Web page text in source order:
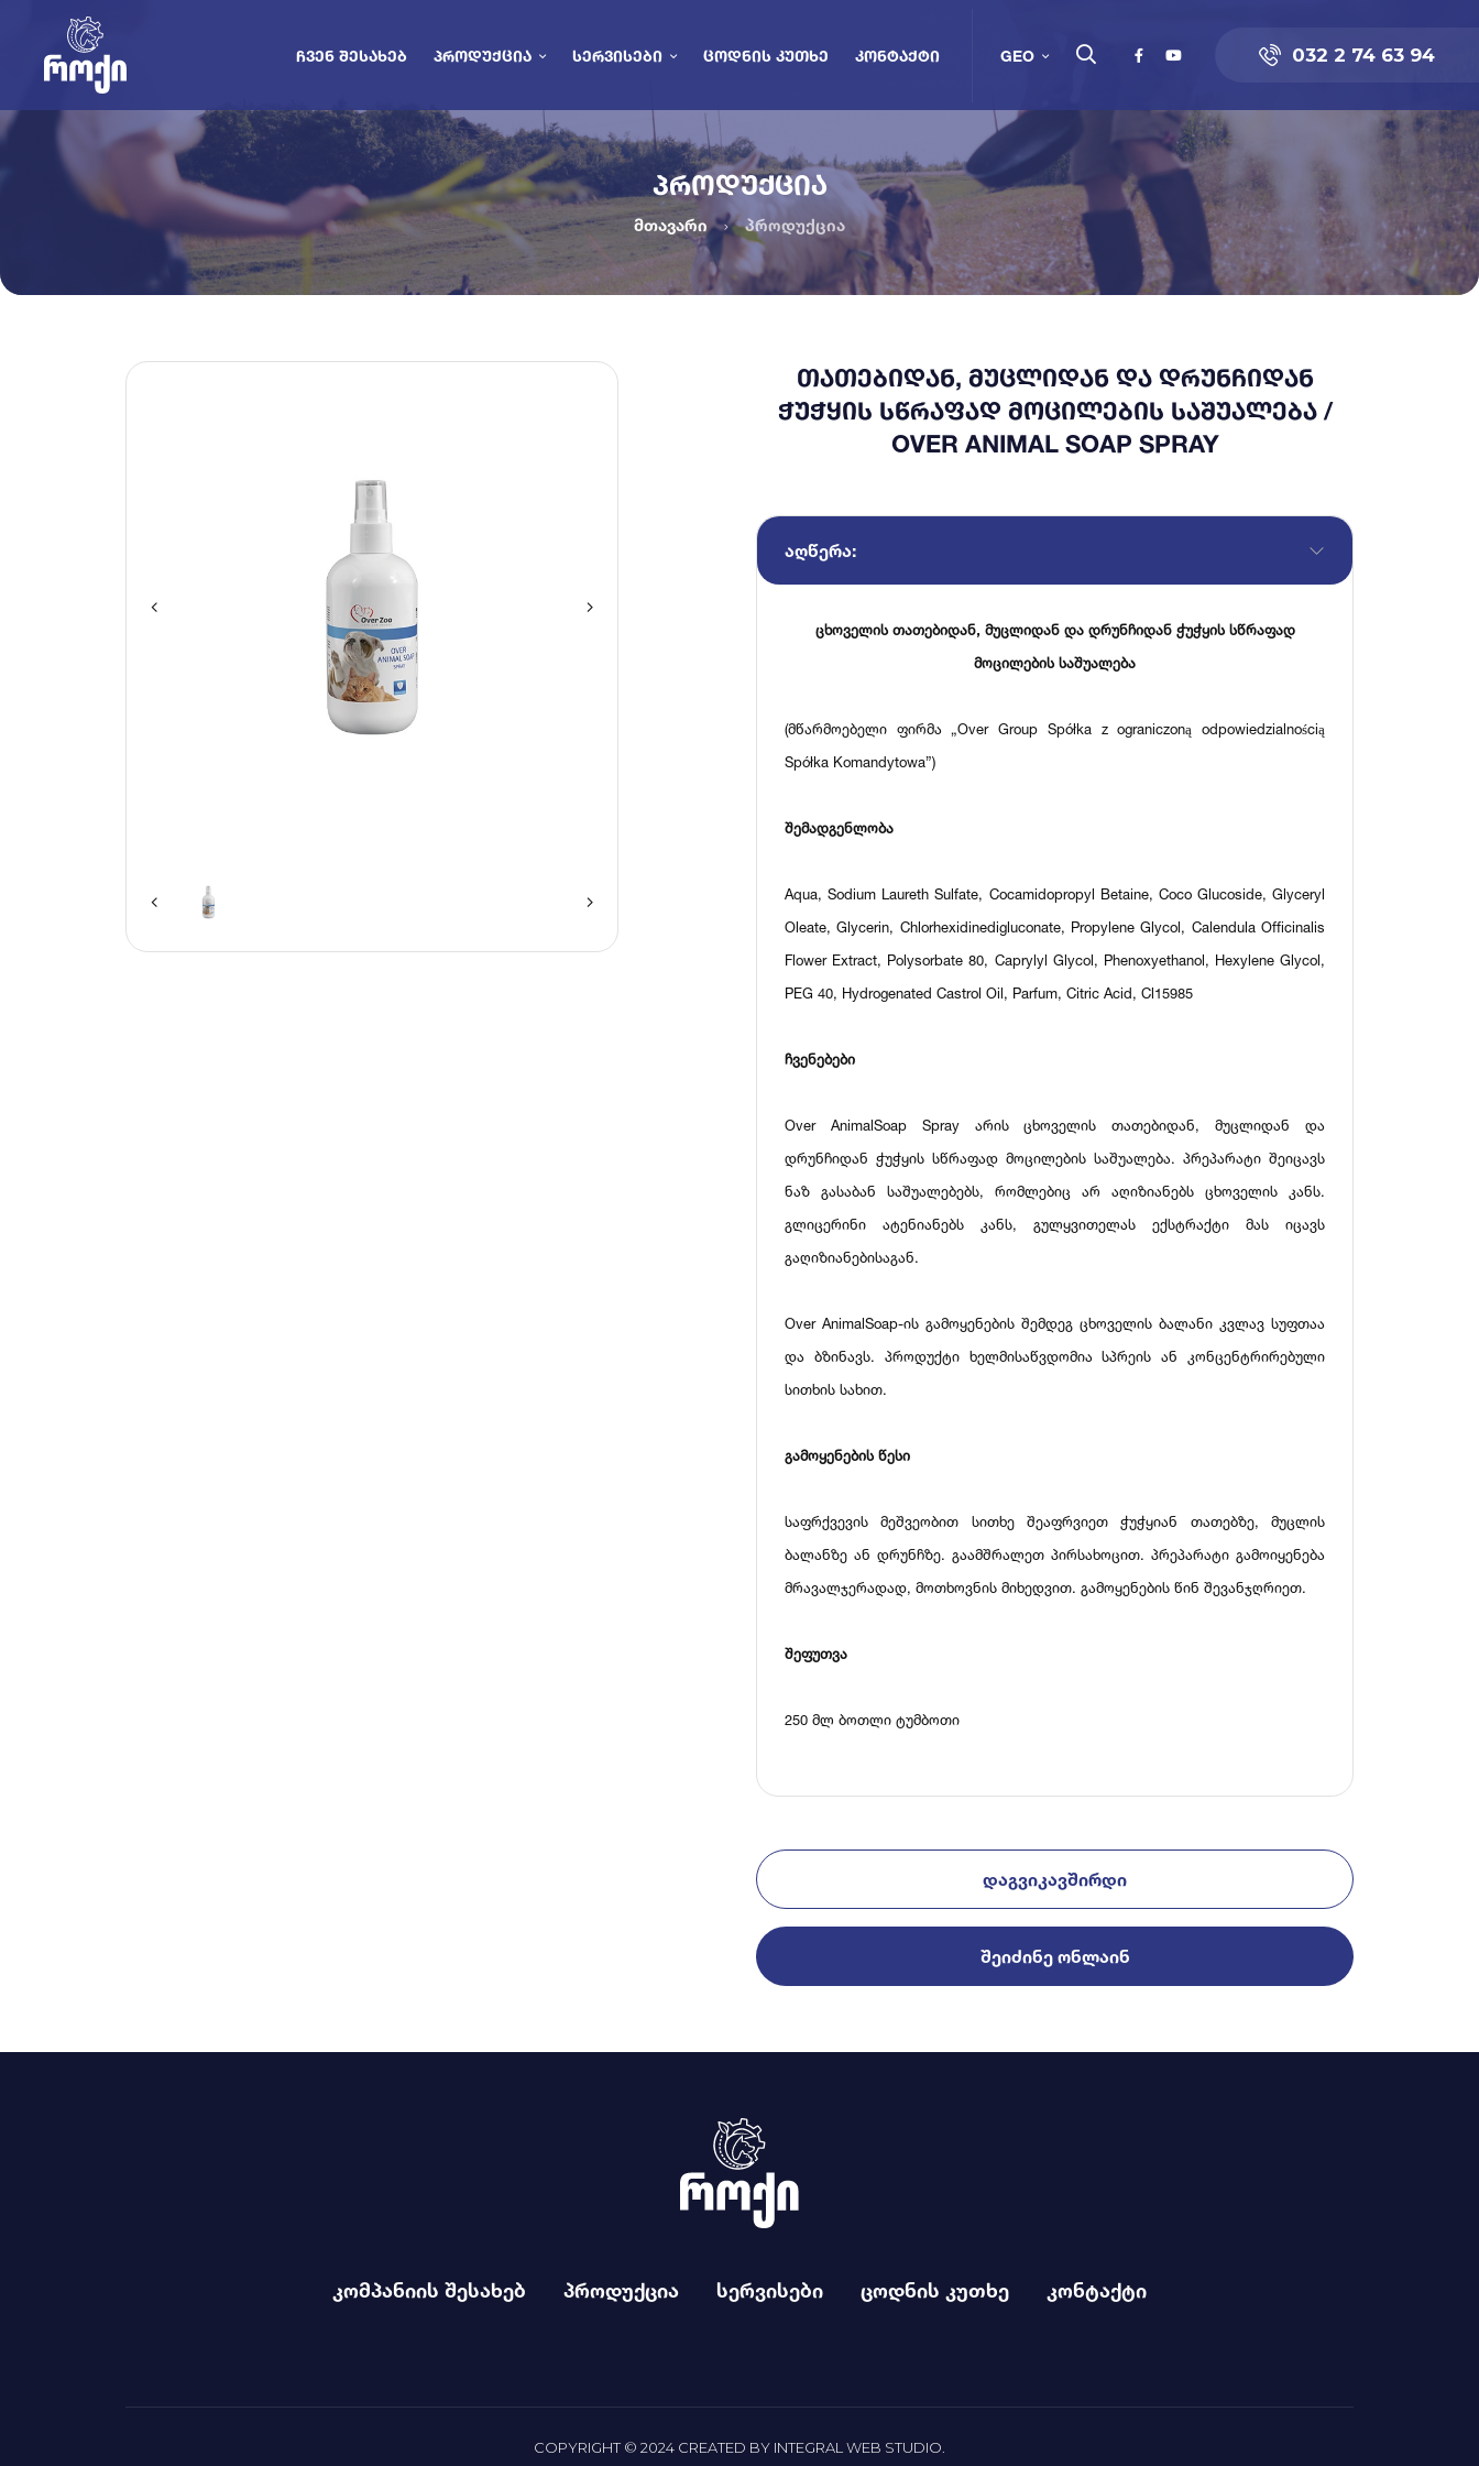
ᲩᲕᲔᲜ ᲨᲔᲡᲐᲮᲔᲑ ᲞᲠᲝᲓᲣᲥᲪᲘᲐ ᲡᲔᲠᲕᲘᲡᲔᲑᲘ ᲪᲝᲓᲜᲘᲡ ᲙᲣᲗᲮᲔ ᲙᲝᲜᲢᲐᲥᲢᲘ GEO 032 2 74 63 94
ᲞᲠᲝᲓᲣᲥᲪᲘᲐ
მთავარი პროდუქცია
ᲗᲐᲗᲔᲑᲘᲓᲐᲜ, ᲛᲣᲪᲚᲘᲓᲐᲜ ᲓᲐ ᲓᲠᲣᲜᲩᲘᲓᲐᲜ
ᲭᲣᲭᲧᲘᲡ ᲡᲬᲠᲐᲤᲐᲓ ᲛᲝᲪᲘᲚᲔᲑᲘᲡ ᲡᲐᲨᲣᲐᲚᲔᲑᲐ /
OVER ANIMAL SOAP SPRAY
ᲐᲦᲬᲔᲠᲐ:
ცხოველის თათებიდან, მუცლიდან და დრუნჩიდან ჭუჭყის სწრაფად
მოცილების საშუალება
(მწარმოებელი ფირმა „Over Group Spółka z ograniczoną odpowiedzialnością
Spółka Komandytowa”)
შემადგენლობა
Aqua, Sodium Laureth Sulfate, Cocamidopropyl Betaine, Coco Glucoside, Glyceryl
Oleate, Glycerin, Chlorhexidinedigluconate, Propylene Glycol, Calendula Officinalis
Flower Extract, Polysorbate 80, Caprylyl Glycol, Phenoxyethanol, Hexylene Glycol,
PEG 40, Hydrogenated Castrol Oil, Parfum, Citric Acid, Cl15985
ჩვენებები
Over AnimalSoap Spray არის ცხოველის თათებიდან, მუცლიდან და
დრუნჩიდან ჭუჭყის სწრაფად მოცილების საშუალება. პრეპარატი შეიცავს
ნაზ გასაბან საშუალებებს, რომლებიც არ აღიზიანებს ცხოველის კანს.
გლიცერინი ატენიანებს კანს, გულყვითელას ექსტრაქტი მას იცავს
გაღიზიანებისაგან.
Over AnimalSoap-ის გამოყენების შემდეგ ცხოველის ბალანი კვლავ სუფთაა
და ბზინავს. პროდუქტი ხელმისაწვდომია სპრეის ან კონცენტრირებული
სითხის სახით.
გამოყენების წესი
საფრქვევის მეშვეობით სითხე შეაფრვიეთ ჭუჭყიან თათებზე, მუცლის
ბალანზე ან დრუნჩზე. გაამშრალეთ პირსახოცით. პრეპარატი გამოიყენება
მრავალჯერადად, მოთხოვნის მიხედვით. გამოყენების წინ შევანჯღრიეთ.
შეფუთვა
250 მლ ბოთლი ტუმბოთი
ᲓᲐᲒᲕᲘᲙᲐᲕᲨᲘᲠᲓᲘ
ᲨᲔᲘᲫᲘᲜᲔ ᲝᲜᲚᲐᲘᲜ
კომპანიის შესახებ პროდუქცია სერვისები ცოდნის კუთხე კონტაქტი
COPYRIGHT © 2024 CREATED BY INTEGRAL WEB STUDIO